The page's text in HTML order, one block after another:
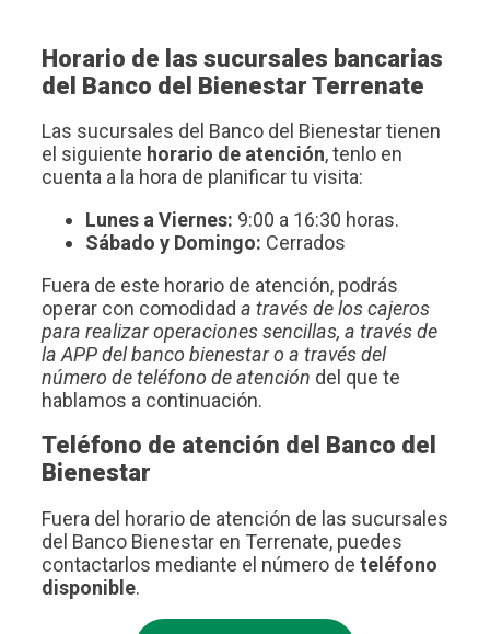
Horario de las sucursales bancarias
del Banco del Bienestar Terrenate
Las sucursales del Banco del Bienestar tienen
el siguiente horario de atención, tenlo en
cuenta a la hora de planificar tu visita:
Lunes a Viernes: 9:00 a 16:30 horas.
Sábado y Domingo: Cerrados
Fuera de este horario de atención, podrás
operar con comodidad a través de los cajeros
para realizar operaciones sencillas, a través de
la APP del banco bienestar o a través del
número de teléfono de atención del que te
hablamos a continuación.
Teléfono de atención del Banco del
Bienestar
Fuera del horario de atención de las sucursales
del Banco Bienestar en Terrenate, puedes
contactarlos mediante el número de teléfono
disponible.